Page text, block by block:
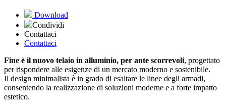
Download
Condividi
Contattaci
Contattaci
Fine è il nuovo telaio in alluminio, per ante scorrevoli, progettato
per rispondere alle esigenze di un mercato moderno e sostenibile.
Il design minimalista è in grado di esaltare le linee degli armadi,
consentendo la realizzazione di soluzioni moderne e a forte impatto
estetico.